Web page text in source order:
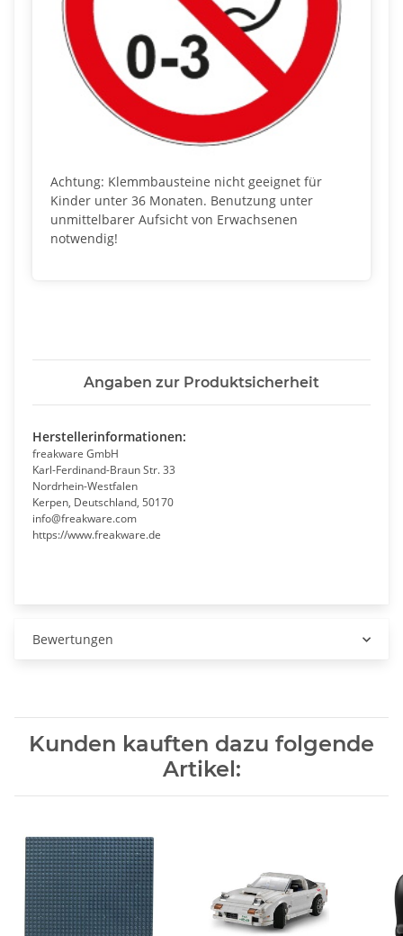
Achtung: Klemmbausteine nicht geeignet für
Kinder unter 36 Monaten. Benutzung unter
unmittelbarer Aufsicht von Erwachsenen
notwendig!
Angaben zur Produktsicherheit
Herstellerinformationen:
freakware GmbH
Karl-Ferdinand-Braun Str. 33
Nordrhein-Westfalen
Kerpen, Deutschland, 50170
info@freakware.com
https://www.freakware.de
Bewertungen
Kunden kauften dazu folgende
Artikel: